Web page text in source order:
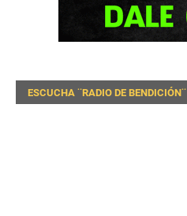
ESCUCHA ¨RADIO DE BENDICIÓN¨